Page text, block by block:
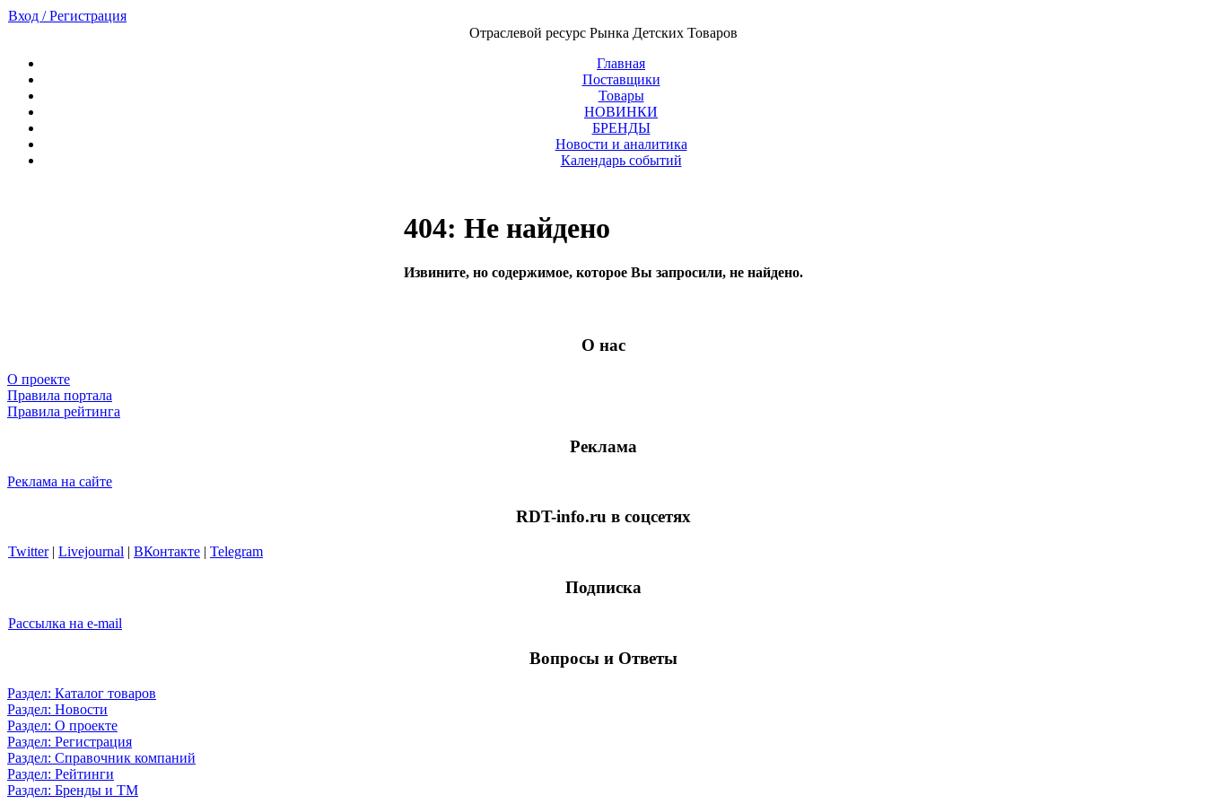
Вход / Регистрация
Отраслевой ресурс Рынка Детских Товаров
Главная
Поставщики
Товары
НОВИНКИ
БРЕНДЫ
Новости и аналитика
Календарь событий
404: Не найдено
Извините, но содержимое, которое Вы запросили, не найдено.
О нас
О проекте
Правила портала
Правила рейтинга
Реклама
Реклама на сайте
RDT-info.ru в соцсетях
Twitter| Livejournal | ВКонтакте | Telegram
Подписка
Рассылка на e-mail
Вопросы и Ответы
Раздел: Каталог товаров
Раздел: Новости
Раздел: О проекте
Раздел: Регистрация
Раздел: Справочник компаний
Раздел: Рейтинги
Раздел: Бренды и ТМ